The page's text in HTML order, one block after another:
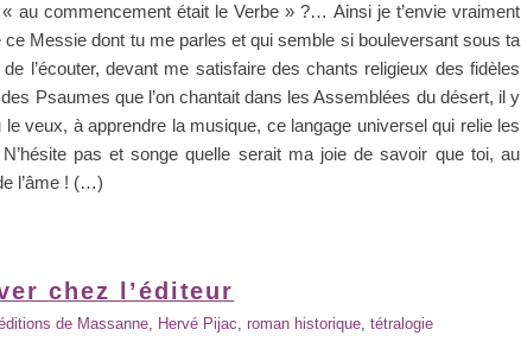
au commencement était le Verbe » ?… Ainsi je t’envie vraiment
Messie dont tu me parles et qui semble si bouleversant sous ta
l’écouter, devant me satisfaire des chants religieux des fidèles
Psaumes que l’on chantait dans les Assemblées du désert, il y
veux, à apprendre la musique, ce langage universel qui relie les
pas et songe quelle serait ma joie de savoir que toi, au
l’âme ! (…)
chez l’éditeur
de Massanne, Hervé Pijac, roman historique, tétralogie